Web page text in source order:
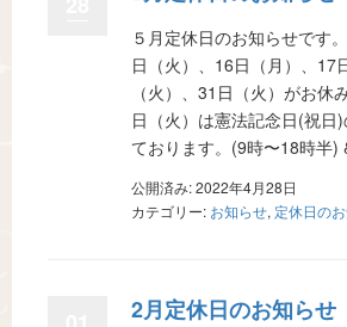
５月定休日のお知らせです
日（火）、16日（月）、17
（火）、31日（火）がお休
日（火）は憲法記念日(祝日
ております。(9時〜18時半
公開済み: 2022年4月28日
カテゴリー: お知らせ, 定休日の
2月定休日のお知らせ